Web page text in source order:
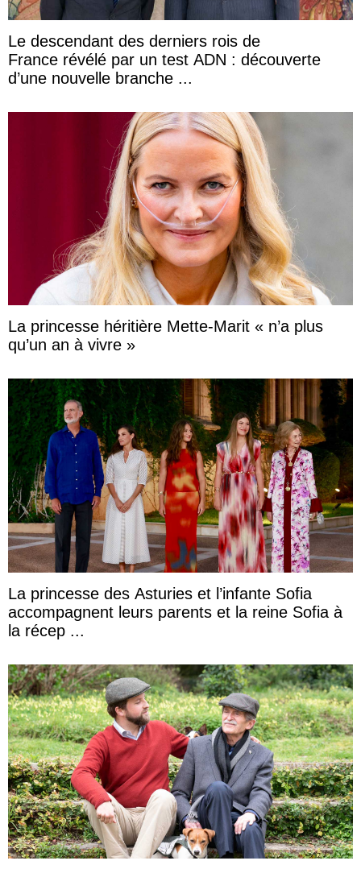
Le descendant des derniers rois de
France révélé par un test ADN : découverte
d’une nouvelle branche ...
La princesse héritière Mette-Marit « n’a plus
qu’un an à vivre »
La princesse des Asturies et l’infante Sofia
accompagnent leurs parents et la reine Sofia à
la récep ...